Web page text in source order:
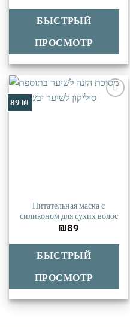
БЫСТРЫЙ
ПРОСМОТР
89 ₪
Питательная маска с
силиконом для сухих волос
₪89
БЫСТРЫЙ
ПРОСМОТР